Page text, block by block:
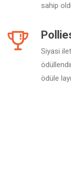
sahip
Siyasi
ödüle